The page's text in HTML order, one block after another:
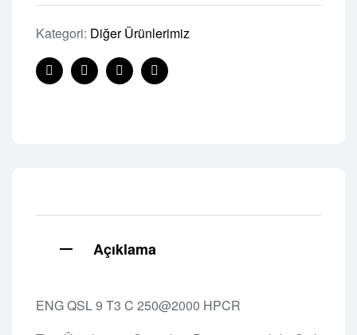
Kategori: Diğer Ürünlerimiz
FacebookTwitterLinkedinPinterest
Açıklama
ENG QSL 9 T3 C 250@2000 HPCR